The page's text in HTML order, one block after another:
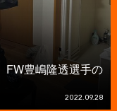
FW豊嶋隆透選手の
2022.09.28